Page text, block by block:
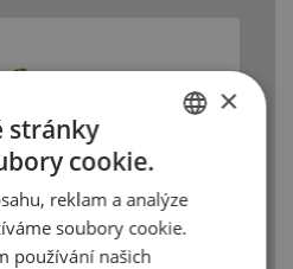
ENGLISH
×
stránky
cookie.
reklam a analýze
soubory cookie.
používání našich